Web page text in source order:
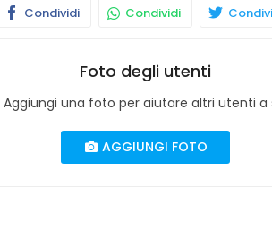
Condividi Condividi
Foto degli utenti
Aggiungi una foto per aiutare altri utenti
AGGIUNGI FOTO